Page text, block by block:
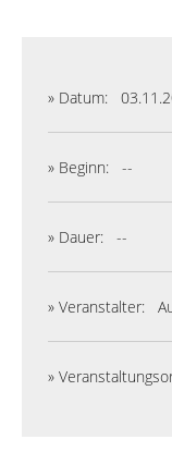
» Datum:
» Beginn: --
» Dauer: --
» Veranstalter:
»